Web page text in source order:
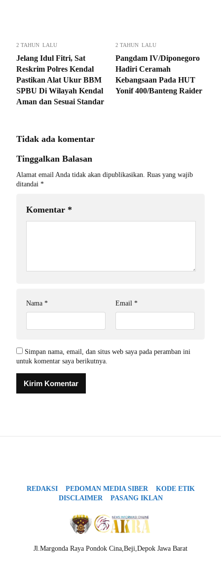
2 TAHUN LALU
Jelang Idul Fitri, Sat
Reskrim Polres Kendal
Pastikan Alat Ukur BBM
SPBU Di Wilayah Kendal
Aman dan Sesuai Standar
2 TAHUN LALU
Pangdam IV/Diponegoro
Hadiri Ceramah
Kebangsaan Pada HUT
Yonif 400/Banteng Raider
Tidak ada komentar
Tinggalkan Balasan
Alamat email Anda tidak akan dipublikasikan. Ruas yang wajib
ditandai *
Komentar *
Nama * Email *
Simpan nama, email, dan situs web saya pada peramban ini
untuk komentar saya berikutnya.
REDAKSI PEDOMAN MEDIA SIBER
KODE ETIK
DISCLAIMER
PASANG IKLAN
Jl.Margonda Raya Pondok Cina,Beji,Depok Jawa Barat